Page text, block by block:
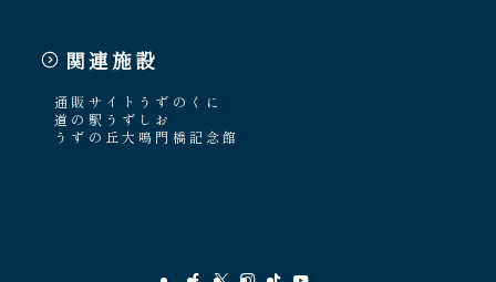
関連施設
通販サイトうずのくに
道の駅うずしお
うずの丘大鳴門橋記念館